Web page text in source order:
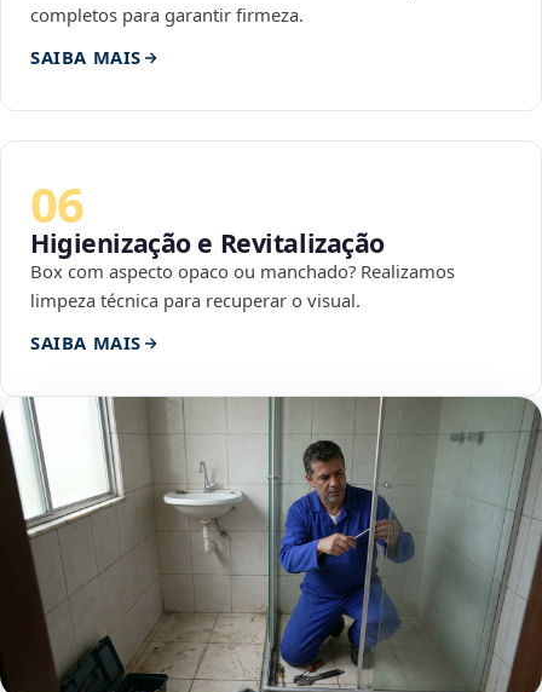
completos para garantir firmeza.
SAIBA MAIS
06
Higienização e Revitalização
Box com aspecto opaco ou manchado? Realizamos
limpeza técnica para recuperar o visual.
SAIBA MAIS